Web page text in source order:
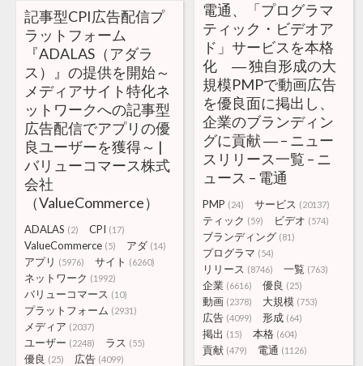
電通、「プログラマ
ティック・ビデオア
ド」サービスを本格
化 ― 独自形成の大
規模PMPで動画広告
を優良面に掲出し、
企業のブランディン
グに貢献 ― – ニュー
スリリース一覧 – ニ
ュース – 電通
PMP (24) サービス (20137)
ティック (59) ビデオ (574)
ブランディング (81)
プログラマ (54)
リリース (8746) 一覧 (763)
企業 (6616) 優良 (25)
動画 (2378) 大規模 (753)
広告 (4099) 形成 (64)
掲出 (15) 本格 (604)
貢献 (479) 電通 (1126)
記事型CPI広告配信プ
ラットフォーム
『ADALAS（アダラ
ス）』の提供を開始～
メディアサイト特化ネ
ットワークへの記事型
広告配信でアプリの優
良ユーザーを獲得～ |
バリューコマース株式
会社
（ValueCommerce）
ADALAS (2) CPI (17)
ValueCommerce (5) アダ (14)
アプリ (5976) サイト (6260)
ネットワーク (1992)
バリューコマース (10)
プラットフォーム (2931)
メディア (2037)
ユーザー (2248) ラス (55)
優良 (25) 広告 (4099)